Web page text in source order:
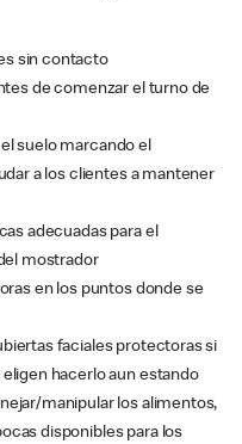
sin contacto
de comenzar el turno de
suelo marcando el
a los clientes a mantener
adecuadas para el
mostrador
en los puntos donde se
faciales protectoras si
hacerlo aun estando
manipular los alimentos,
disponibles para los